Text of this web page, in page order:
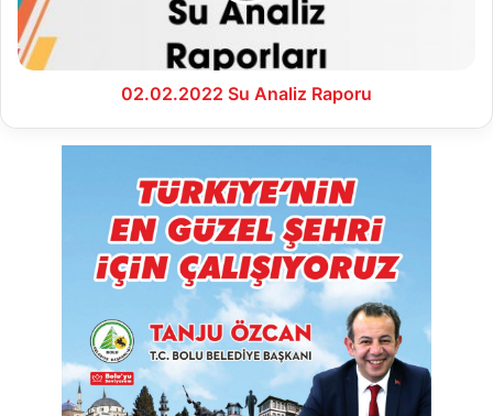
02.02.2022 Su Analiz Raporu